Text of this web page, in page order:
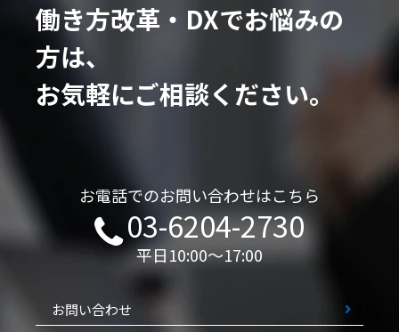
働き方改革・DXでお悩みの
方は、
お気軽にご相談ください。
お電話でのお問い合わせはこちら
03-6204-2730
平日10:00～17:00
お問い合わせ